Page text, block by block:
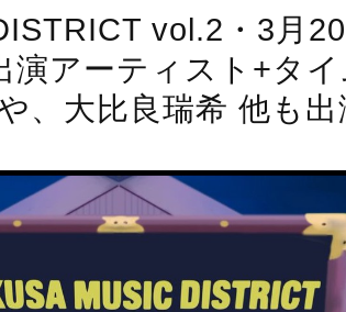
vol.2・3月
演アーティスト+タ
、大比良瑞希 他も出